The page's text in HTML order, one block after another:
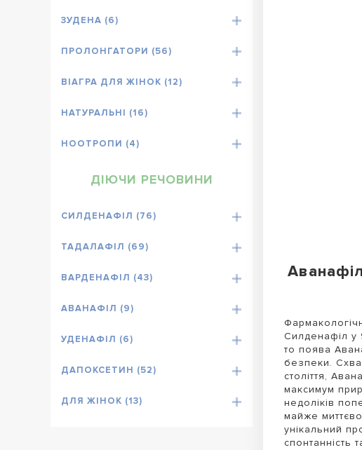
ЗУДЕНА (6)
ПРОЛОНГАТОРИ (56)
ВІАГРА ДЛЯ ЖІНОК (12)
НАТУРАЛЬНІ (16)
НООТРОПИ (4)
ДІЮЧИ РЕЧОВИНИ
СИЛДЕНАФІЛ (76)
ТАДАЛАФІЛ (69)
ВАРДЕНАФІЛ (43)
АВАНАФІЛ (9)
УДЕНАФІЛ (6)
ДАПОКСЕТИН (52)
ДЛЯ ЖІНОК (13)
Силденафіл у
то поява
безпеки.
століття,
максимум
недоліків
майже
унікальний
спонтанність